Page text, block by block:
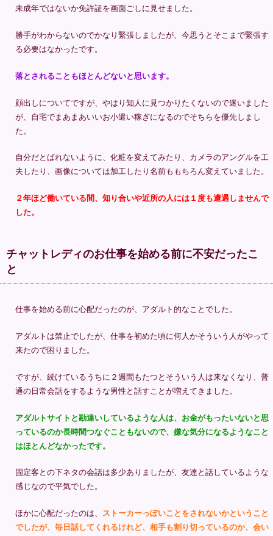
未成年ではないか免許証を画面ごしに見せました。
勝手がわからないのでかなり緊張しましたが、今思うとそこまで緊張す
る必要はなかったです。
落とされることもほとんどないと思います。
顔出しについてですが、やはり知人に見つかりたくないので迷いました
が、自宅でまあまあいいお小遣い稼ぎになるのでそちらを優先しまし
た。
自分だとばれないように、化粧を変えてみたり、カメラのアングルを工
夫したり、画像については加工したり名前ももちろん変えていました。
２年ほど働いている間、知り合いや近所の人には１度も遭遇しませんで
した。
チャットレディのお仕事を始める前に不安だったこ
と
仕事を始める前に心配だったのが、アダルト的なことでした。
アダルトは禁止でしたが、仕事を初めた頃に何人かそういう人がやって
来たので困りました。
ですが、続けているうちに２週間もたつとそういう人は来なくなり、普
通の日常会話をするような男性と話すことが増えてきました。
アダルトサイトと勘違いしているような人は、お金がもったいないと思
っているのか長時間つなぐこともないので、嫌な気分になるようなこと
はほとんどなかったです。
固定客との下ネタの会話は多少ありましたが、友達と話しているような
感じなので平気でした。
ほかに心配だったのは、 ストーカーっぽいことをされないかということ
でしたが、毎日話してくれるけれど、相手も割り切っているのか、会い